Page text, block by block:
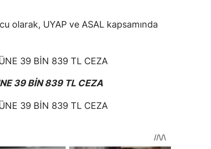
olarak, UYAP ve ASAL kapsamında
39 BİN 839 TL CEZA